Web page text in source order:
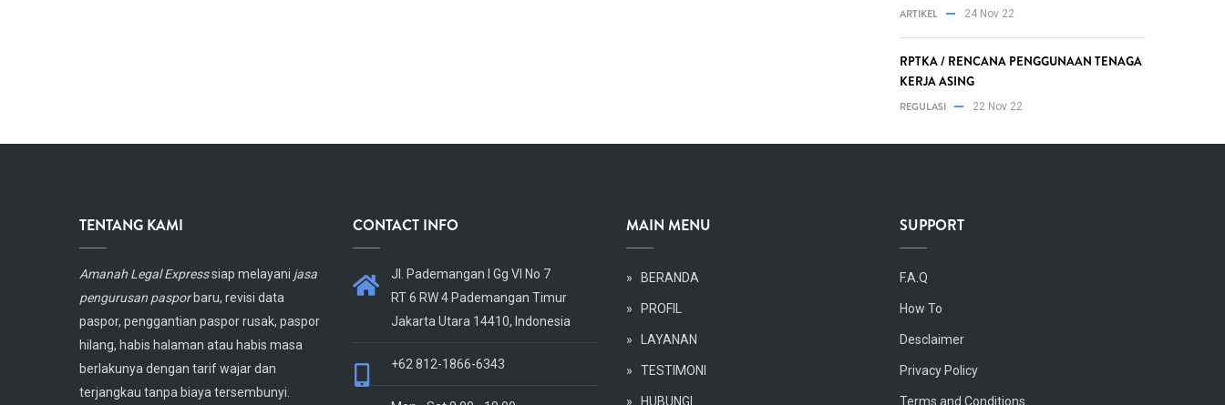
ARTIKEL 24 Nov 22
RPTKA / RENCANA PENGGUNAAN TENAGA
KERJA ASING
REGULASI 22 Nov 22
TENTANG KAMI
Body
Amanah Legal Expresssiap melayani jasa
pengurusan pasporbaru, revisi data
paspor, penggantian paspor rusak, paspor
hilang, habis halaman atau habis masa
berlakunya dengan tarif wajar dan
terjangkau tanpa biaya tersembunyi.
CONTACT INFO
Body
Jl. Pademangan I Gg VI No 7
RT 6 RW 4 Pademangan Timur
Jakarta Utara 14410, Indonesia
+62 812-1866-6343
MAIN MENU
Body
» BERANDA
» PROFIL
» LAYANAN
» TESTIMONI
» HUBUNGI
SUPPORT
Body
F.A.Q
How To
Desclaimer
Privacy Policy
Terms and Conditions